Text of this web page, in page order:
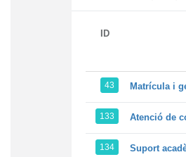
ID
43 Matrícula i
133 Atenció de
134 Suport